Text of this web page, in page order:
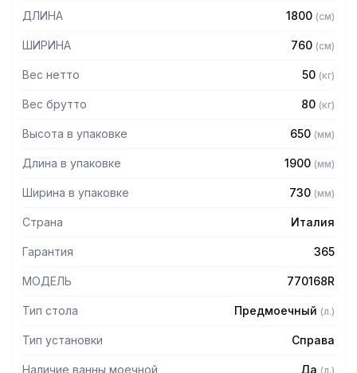
направлением движения посуды справа налево и
корзиной 500 x 500 мм
— Выполнен из нержавеющей стали
ДЛИНА 1800 (см)
ШИРИНА 760 (см)
Вес нетто 50 (кг)
Вес брутто 80 (кг)
Высота в упаковке 650 (мм)
Длина в упаковке 1900 (мм)
Ширина в упаковке 730 (мм)
Страна Италия
Гарантия 365
МОДЕЛЬ 770168R
Тип стола Предмоечный (л.)
Тип установки Справа
Наличие ванны моечной Да (л.)